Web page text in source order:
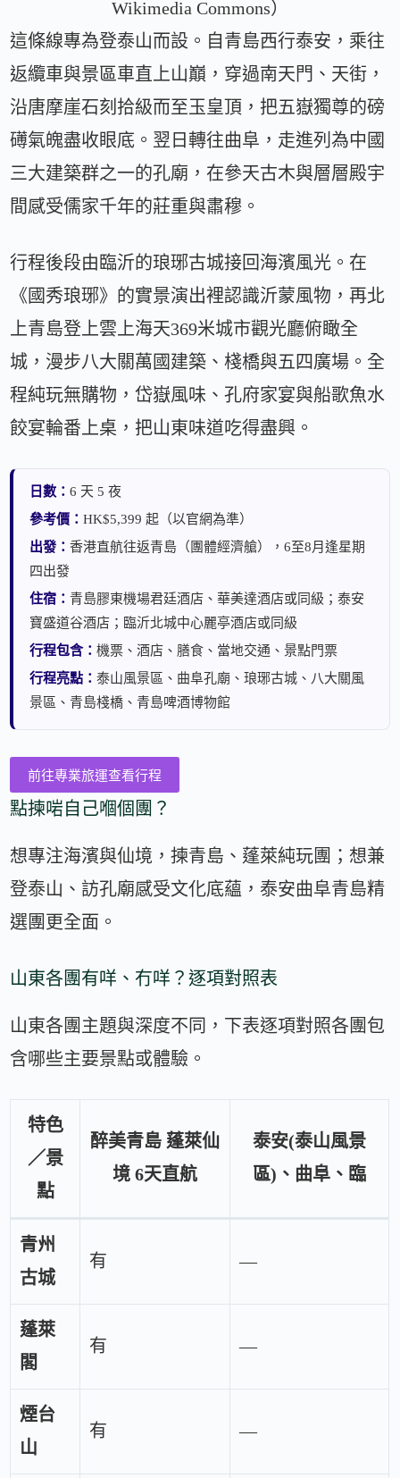
Wikimedia Commons）
這條線專為登泰山而設。自青島西行泰安，乘往
返纜車與景區車直上山巔，穿過南天門、天街，
沿唐摩崖石刻拾級而至玉皇頂，把五嶽獨尊的磅
礡氣魄盡收眼底。翌日轉往曲阜，走進列為中國
三大建築群之一的孔廟，在參天古木與層層殿宇
間感受儒家千年的莊重與肅穆。
行程後段由臨沂的琅琊古城接回海濱風光。在
《國秀琅琊》的實景演出裡認識沂蒙風物，再北
上青島登上雲上海天369米城市觀光廳俯瞰全
城，漫步八大關萬國建築、棧橋與五四廣場。全
程純玩無購物，岱嶽風味、孔府家宴與船歌魚水
餃宴輪番上桌，把山東味道吃得盡興。
日數：6 天 5 夜
參考價：HK$5,399 起（以官網為準）
出發：香港直航往返青島（團體經濟艙），6至8月逢星期
四出發
住宿： 青島膠東機場君廷酒店、華美達酒店或同級；泰安
寶盛道谷酒店；臨沂北城中心麗亭酒店或同級
行程包含：機票、酒店、膳食、當地交通、景點門票
行程亮點：泰山風景區、曲阜孔廟、琅琊古城、八大關風
景區、青島棧橋、青島啤酒博物館
前往專業旅運查看行程
點揀啱自己嗰個團？
想專注海濱與仙境，揀青島、蓬萊純玩團；想兼
登泰山、訪孔廟感受文化底蘊，泰安曲阜青島精
選團更全面。
山東各團有咩、冇咩？逐項對照表
山東各團主題與深度不同，下表逐項對照各團包
含哪些主要景點或體驗。
特色
／景
點
醉美青島 蓬萊仙
境 6天直航
泰安(泰山風景
區)、曲阜、臨
青州
古城
有 —
蓬萊
閣
有 —
煙台
山
有 —